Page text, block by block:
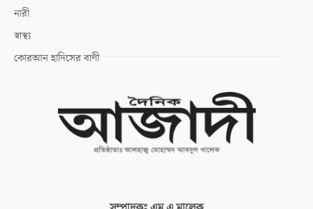
নারী
স্বাস্থ্য
কোরআন হাদিসের বাণী